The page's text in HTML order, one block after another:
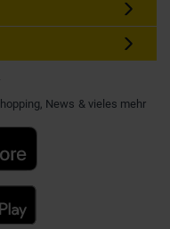
News & vieles mehr